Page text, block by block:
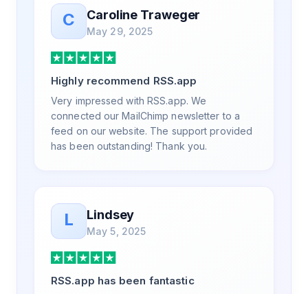
was knowledgeable, kind, and clearly
wanted to understand the issue. It has been
a few weeks, but after many revisions and
direct support, all of my release notes are in
a way that my users understand and find
value in. Honestly, it has been an
exceptional experience, and I will be
pushing everyone I know to RSS.app for
their RSS needs.
C Caroline Traweger
May 29, 2025
Highly recommend RSS.app
Very impressed with RSS.app. We
connected our MailChimp newsletter to a
feed on our website. The support provided
has been outstanding! Thank you.
L Lindsey
May 5, 2025
RSS.app has been fantastic